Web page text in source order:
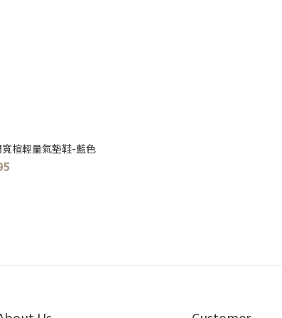
楦輕量氣墊鞋-藍色